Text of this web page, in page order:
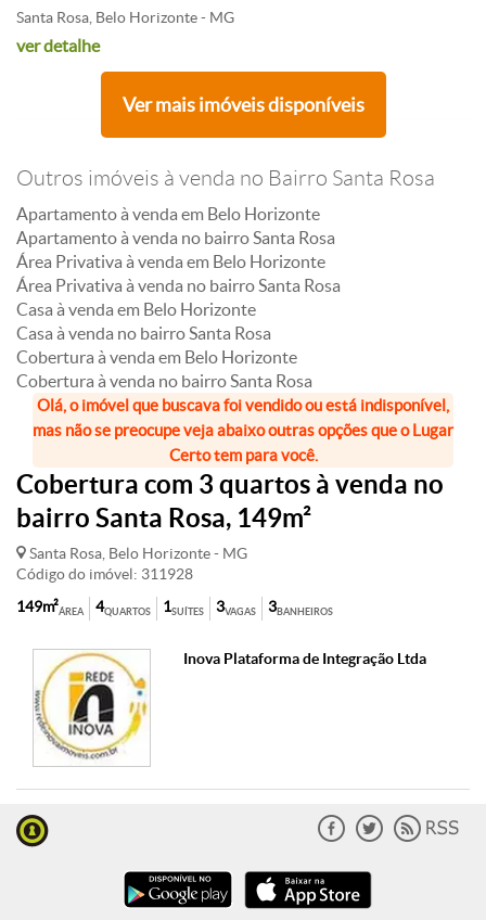
Santa Rosa, Belo Horizonte - MG
ver detalhe
Ver mais imóveis disponíveis
Outros imóveis à venda no Bairro Santa Rosa
Apartamento à venda em Belo Horizonte
Apartamento à venda no bairro Santa Rosa
Área Privativa à venda em Belo Horizonte
Área Privativa à venda no bairro Santa Rosa
Casa à venda em Belo Horizonte
Casa à venda no bairro Santa Rosa
Cobertura à venda em Belo Horizonte
Cobertura à venda no bairro Santa Rosa
Olá, o imóvel que buscava foi vendido ou está indisponível,
mas não se preocupe veja abaixo outras opções que o Lugar
Certo tem para você.
Cobertura com 3 quartos à venda no
bairro Santa Rosa, 149m²
Santa Rosa, Belo Horizonte - MG
Código do imóvel: 311928
ÁREA
149m² QUARTOS
4 SUÍTES
1 VAGAS
3 BANHEIROS
3
Inova Plataforma de Integração Ltda